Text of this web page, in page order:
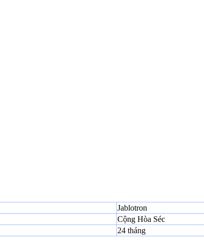
Jablotron
Cộng Hòa Séc
24 tháng